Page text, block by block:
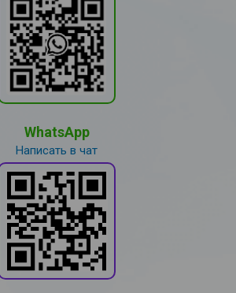
WhatsApp
Написать в чат